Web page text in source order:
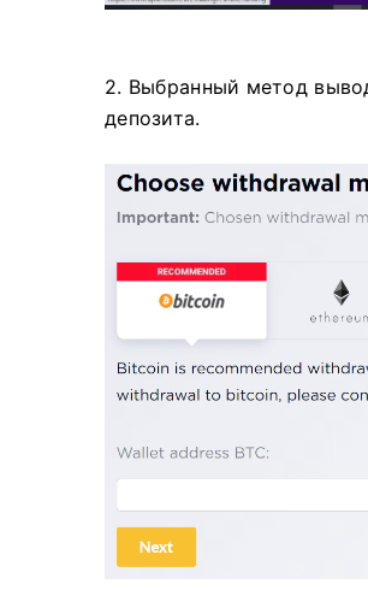
2. Выбранный метод
депозита.